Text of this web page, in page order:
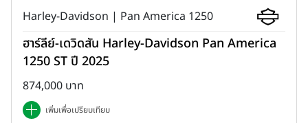
พร้อมหัวฉีดอัจฉริยะที่ขึ้นชื่อเรื่องความทนทาน ประหยัดน้ำมัน ดูแลรักษา
ง่าย พร้อมกล่อง ECU ควบคุมการจ่ายน้ำมันอย่างแม่นยำ เพื่อ
ประสิทธิภาพการขับขี่ที่คุ้มค่าในทุกเส้นทาง
Harley-Davidson | Pan America 1250
ฮาร์ลีย์-เดวิดสัน Harley-Davidson Pan America
1250 ST ปี 2025
874,000 บาท
เพิ่มเพื่อเปรียบเทียบ